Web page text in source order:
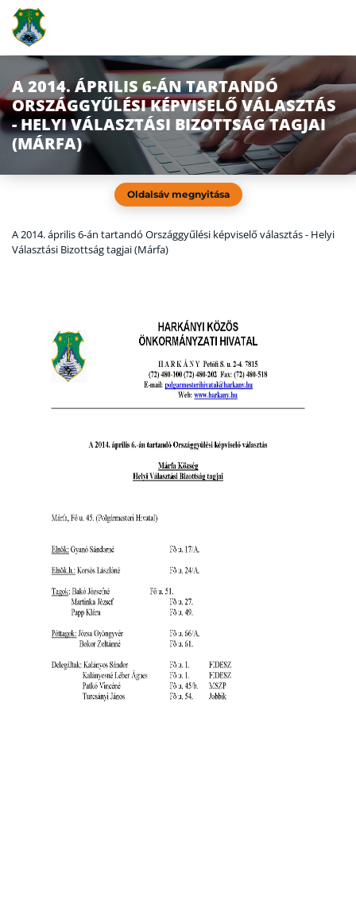
A 2014. ÁPRILIS 6-ÁN TARTANDÓ
ORSZÁGGYŰLÉSI KÉPVISELŐ VÁLASZTÁS
- HELYI VÁLASZTÁSI BIZOTTSÁG TAGJAI
(MÁRFA)
Oldalsáv megnyitása
A 2014. április 6-án tartandó Országgyűlési képviselő választás - Helyi
Választási Bizottság tagjai (Márfa)